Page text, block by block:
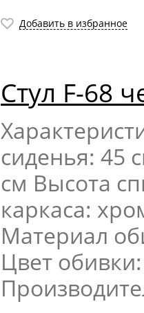
Добавить в избранное
Стул F-68
сиденья: 45
см Высота
каркаса:
Материал
Цвет